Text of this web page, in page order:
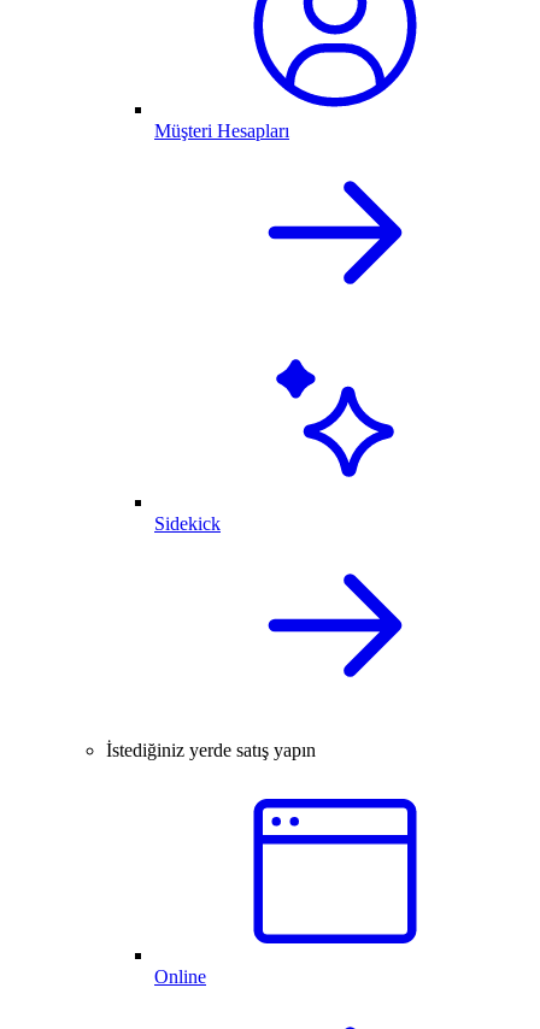
Müşteri Hesapları
Sidekick
İstediğiniz yerde satış yapın
Online